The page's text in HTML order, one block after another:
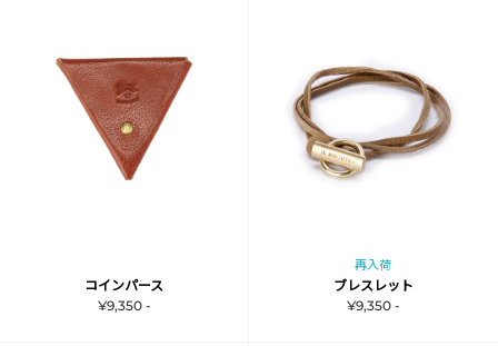
コインパース
¥9,350 -
再入荷
ブレスレット
¥9,350 -